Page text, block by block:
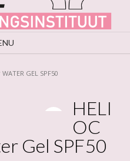
GEL SPF50
HELI
OC
Gel SPF50